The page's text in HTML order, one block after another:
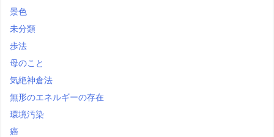
景色
未分類
歩法
母のこと
気絶神倉法
無形のエネルギーの存在
環境汚染
癌